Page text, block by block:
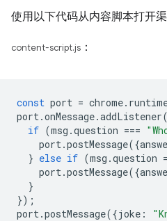
使用以下代码从内容脚本打开
content-script.js ：
const port = chrome.
port.onMessage.addListener(
if (msg .question ===
port.postMessage({
} else if (msg .question
port.postMessage({
}
});
port.postMessage({joke :